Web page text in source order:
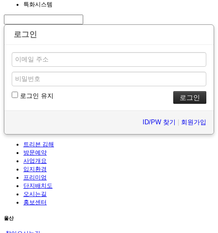
특화시스템
로그인
로그인 유지
ID/PW 찾기 회원가입
트리븐 김해
방문예약
사업개요
입지환경
프리미엄
단지배치도
오시는길
홍보센터
울산